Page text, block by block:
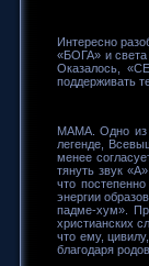
Интересно
«БОГА» и
Оказалось,
поддерживать
МАМА. Одно из
легенде,
менее
тянуть звук
что
энергии
падме-хум».
христианских
что ему,
благодаря